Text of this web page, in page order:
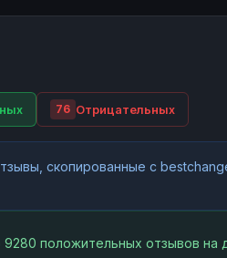
76 Отрицательных
скопированные с
положительных отзывов на